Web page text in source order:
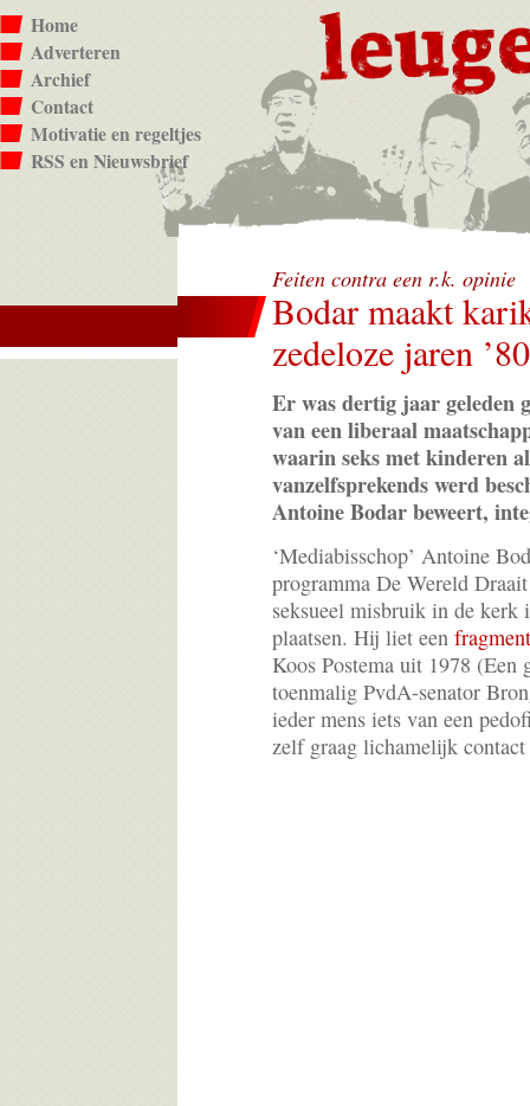
Home
Adverteren
Archief
Contact
Motivatie en regeltjes
RSS en Nieuwsbrief
Feiten contra een r.k. opinie
Bodar maakt
zedeloze jaren ’80
Er was dertig jaar geleden
van een liberaal
waarin seks met kinderen
vanzelfsprekends werd
Antoine Bodar beweert,
‘Mediabisschop’ Antoine
programma De Wereld
seksueel misbruik in de kerk
plaatsen. Hij liet een fragment
Koos Postema uit 1978 (Een
toenmalig PvdA-senator
ieder mens iets van een
zelf graag lichamelijk